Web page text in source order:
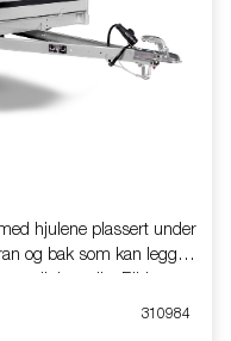
hjulene plassert under
og bak som kan legges
er tilgjengelig. Bildene er
valgfritt utstyr. Frakt,
310984